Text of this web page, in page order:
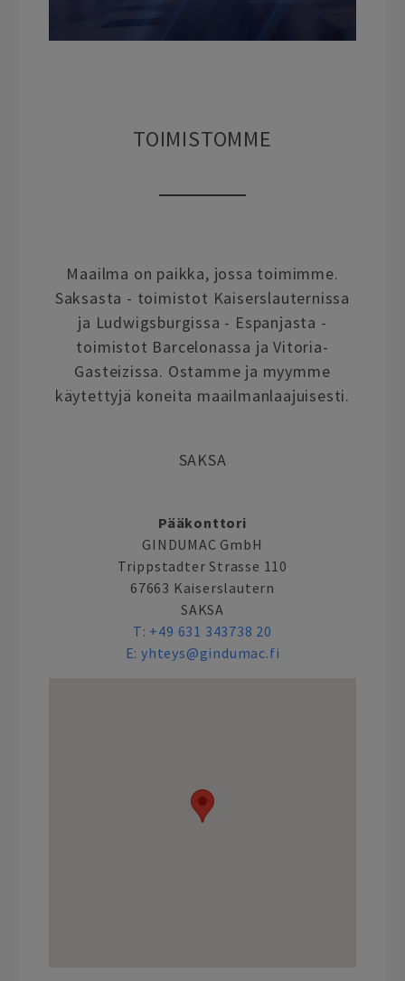
TOIMISTOMME
Maailma on paikka, jossa toimimme.
Saksasta - toimistot Kaiserslauternissa
ja Ludwigsburgissa - Espanjasta -
toimistot Barcelonassa ja Vitoria-
Gasteizissa. Ostamme ja myymme
käytettyjä koneita maailmanlaajuisesti.
SAKSA
Pääkonttori
GINDUMAC GmbH
Trippstadter Strasse 110
67663 Kaiserslautern
SAKSA
T: +49 631 343738 20
E: yhteys@gindumac.fi